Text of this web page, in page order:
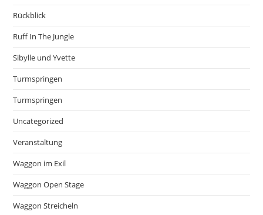
Rückblick
Ruff In The Jungle
Sibylle und Yvette
Turmspringen
Turmspringen
Uncategorized
Veranstaltung
Waggon im Exil
Waggon Open Stage
Waggon Streicheln